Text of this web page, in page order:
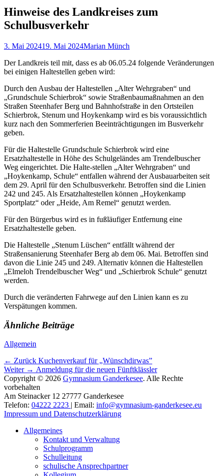
Hinweise des Landkreises zum
Schulbusverkehr
Gepostet
3. Mai 202419. Mai 2024Autor
Marian Münch
Der Landkreis teil mit, dass es ab 06.05.24 folgende Veränderungen
bei einigen Haltestellen geben wird:
Durch den Ausbau der Haltestellen „Alter Wehrgraben“ und
„Grundschule Schierbrok“ sowie Straßenbaumaßnahmen an den
Straßen Steenhafer Berg und Bahnhofstraße in den Ortsteilen
Schierbrok, Stenum und Hoykenkamp wird es bis voraussichtlich
kurz nach den Sommerferien Beeinträchtigungen im Busverkehr
geben.
Für die Haltestelle Grundschule Schierbrok wird eine
Ersatzhaltestelle in Höhe des Schulgeländes am Trendelbuscher
Weg eingerichtet. Die Halte-stellen „Alter Wehrgraben“ und
„Hoykenkamp, Schule“ entfallen während der Ausbauarbeiten seit
dem 29. April für den Schulbusverkehr. Betroffen sind die Linien
242 und 245. Als Ersatzhaltestellen können „Hoykenkamp
Sportplatz“ oder „Heide, Am Remel“ genutzt werden.
Für den Bürgerbus wird es in fußläufiger Entfernung eine
Ersatzhaltestelle geben.
Die Haltestelle „Stenum Lüschen“ entfällt während der
Straßensanierung Steenhafer Berg ab dem 06. Mai. Betroffen sind
davon die Linie 245 und 249. Alternativ können die Haltestellen
„Elmeloh Trendelbuscher Weg“ und „Schierbrok Schule“ genutzt
werden.
Durch die veränderten Fahrwege auf den Linien kann es zu
Verspätungen kommen.
Ähnliche Beiträge
Kategorien
Allgemein
Beitragsnavigation
← Zurück Vorhergehender
Beitrag:
Kuchenverkauf für „Wünschdirwas”
Weiter → Nächster
Beitrag:
Anmeldung für die neuen Fünftklässler
Copyright © 2026 Gymnasium Ganderkesee. Alle Rechte
vorbehalten
Am Steinacker 12 27777 Ganderkesee
Telefon: 04222 2223 | Email: info@gymnasium-ganderkesee.eu
Impressum und Datenschutzerklärung
oben
Allgemeines
Kontakt und Verwaltung
Schulprogramm
Schulleitung
schulische Ansprechpartner